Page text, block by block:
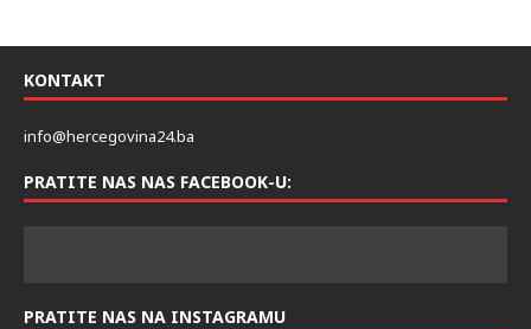
KONTAKT
info@hercegovina24.ba
PRATITE NAS NAS FACEBOOK-U:
PRATITE NAS NA INSTAGRAMU